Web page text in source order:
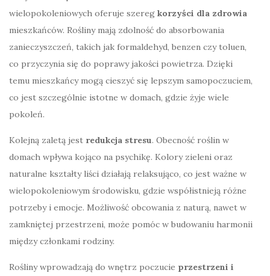
wielopokoleniowych oferuje szereg korzyści dla zdrowia
mieszkańców. Rośliny mają zdolność do absorbowania
zanieczyszczeń, takich jak formaldehyd, benzen czy toluen,
co przyczynia się do poprawy jakości powietrza. Dzięki
temu mieszkańcy mogą cieszyć się lepszym samopoczuciem,
co jest szczególnie istotne w domach, gdzie żyje wiele
pokoleń.
Kolejną zaletą jest redukcja stresu. Obecność roślin w
domach wpływa kojąco na psychikę. Kolory zieleni oraz
naturalne kształty liści działają relaksująco, co jest ważne w
wielopokoleniowym środowisku, gdzie współistnieją różne
potrzeby i emocje. Możliwość obcowania z naturą, nawet w
zamkniętej przestrzeni, może pomóc w budowaniu harmonii
między członkami rodziny.
Rośliny wprowadzają do wnętrz poczucie przestrzeni i